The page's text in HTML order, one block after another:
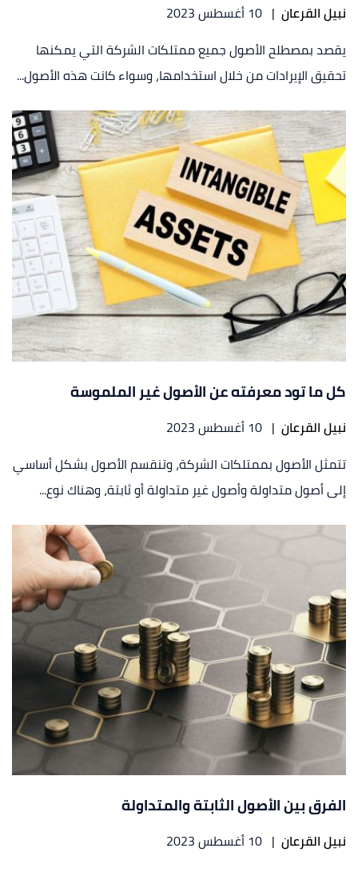
نبيل القرعان | 10 أغسطس 2023
يقصد بمصطلح الأصول جميع ممتلكات الشركة التي يمكنها
تحقيق الإيرادات من خلال استخدامها، وسواء كانت هذه الأصول...
كل ما تود معرفته عن الأصول غير الملموسة
نبيل القرعان | 10 أغسطس 2023
تتمثل الأصول بممتلكات الشركة، وتنقسم الأصول بشكل أساسي
إلى أصول متداولة وأصول غير متداولة أو ثابتة، وهناك نوع...
الفرق بين الأصول الثابتة والمتداولة
نبيل القرعان | 10 أغسطس 2023